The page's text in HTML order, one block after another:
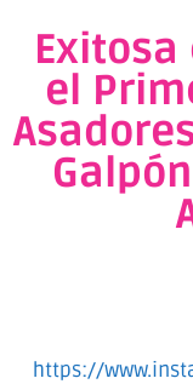
el
https://